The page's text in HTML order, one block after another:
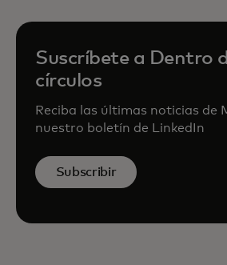
Suscríbete a Dentro
círculos
Reciba las últimas noticias de
nuestro boletín de LinkedIn
Subscribir